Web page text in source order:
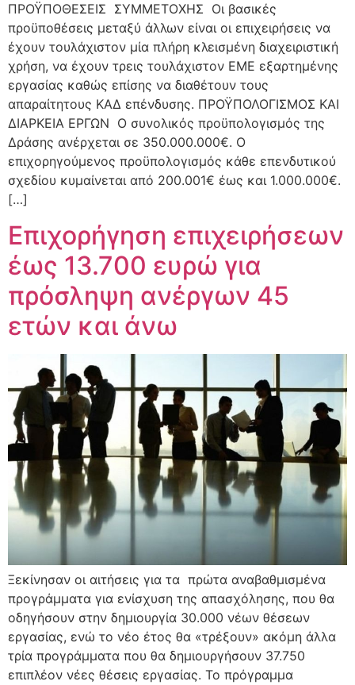
ΠΡΟΫΠΟΘΕΣΕΙΣ ΣΥΜΜΕΤΟΧΗΣ Οι βασικές
προϋποθέσεις μεταξύ άλλων είναι οι επιχειρήσεις να
έχουν τουλάχιστον μία πλήρη κλεισμένη διαχειριστική
χρήση, να έχουν τρεις τουλάχιστον ΕΜΕ εξαρτημένης
εργασίας καθώς επίσης να διαθέτουν τους
απαραίτητους ΚΑΔ επένδυσης. ΠΡΟΫΠΟΛΟΓΙΣΜΟΣ ΚΑΙ
ΔΙΑΡΚΕΙΑ ΕΡΓΩΝ Ο συνολικός προϋπολογισμός της
Δράσης ανέρχεται σε 350.000.000€. Ο
επιχορηγούμενος προϋπολογισμός κάθε επενδυτικού
σχεδίου κυμαίνεται από 200.001€ έως και 1.000.000€.
[…]
Επιχορήγηση επιχειρήσεων
έως 13.700 ευρώ για
πρόσληψη ανέργων 45
ετών και άνω
Ξεκίνησαν οι αιτήσεις για τα πρώτα αναβαθμισμένα
προγράμματα για ενίσχυση της απασχόλησης, που θα
οδηγήσουν στην δημιουργία 30.000 νέων θέσεων
εργασίας, ενώ το νέο έτος θα «τρέξουν» ακόμη άλλα
τρία προγράμματα που θα δημιουργήσουν 37.750
επιπλέον νέες θέσεις εργασίας. Το πρόγραμμα